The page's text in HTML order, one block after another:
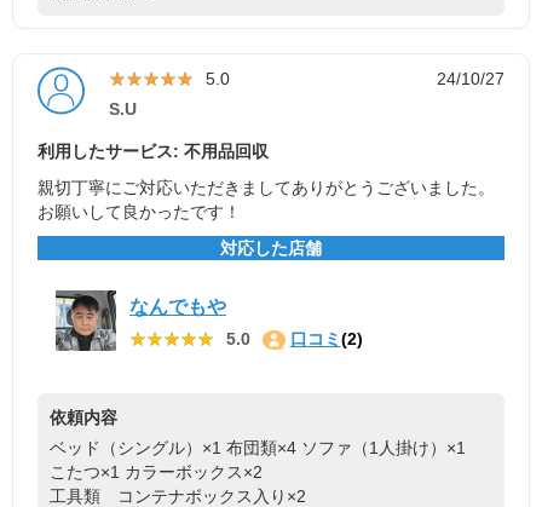
★★★★★
★★★★★ 5.0
24/10/27
S.U
利用したサービス: 不用品回収
親切丁寧にご対応いただきましてありがとうございました。
お願いして良かったです！
対応した店舗
なんでもや
★★★★★
★★★★★ 5.0 口コミ (2)
依頼内容
ベッド（シングル）×1 布団類×4 ソファ（1人掛け）×1
こたつ×1 カラーボックス×2
工具類 コンテナボックス入り×2